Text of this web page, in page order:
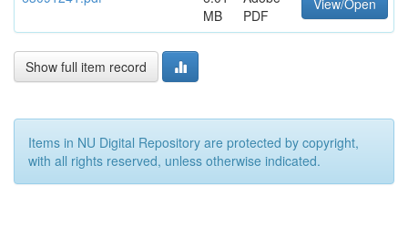
MB
PDF
View/Open
Show full item record
Items in NU Digital Repository are protected by copyright,
with all rights reserved, unless otherwise indicated.